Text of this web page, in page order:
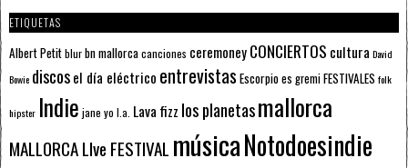
ETIQUETAS
Albert Petitblurbn mallorcacanciones ceremoneyCONCIERTOS cultura David
Bowie discosel día eléctrico entrevistas Escorpioes gremiFESTIVALES folk
hipster Indie jane yo l.a. Lava fizz los planetasmallorca
MALLORCA LIve FESTIVAL músicaNotodoesindie